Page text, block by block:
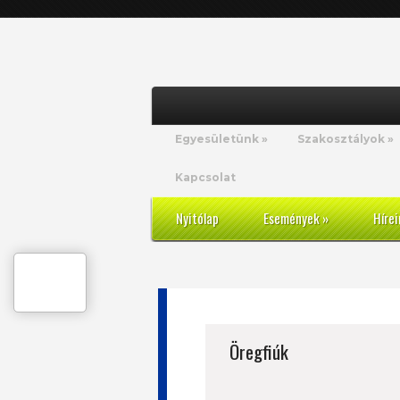
Egyesületünk » Szakosztályok »
Kapcsolat
Nyitólap Események»
Öregfiúk